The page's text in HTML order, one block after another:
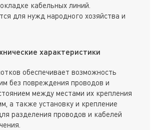
кабельных линий.
для нужд народного хозяйства и
характеристики
обеспечивает возможность
без повреждения проводов и
между местами их крепления
а также установку и крепление
разделения проводов и кабелей